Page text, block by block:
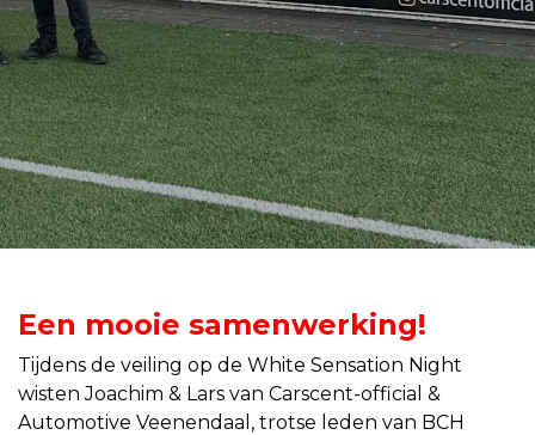
Een mooie samenwerking!
Tijdens de veiling op de White Sensation Night
wisten Joachim & Lars van Carscent-official &
Automotive Veenendaal, trotse leden van BCH